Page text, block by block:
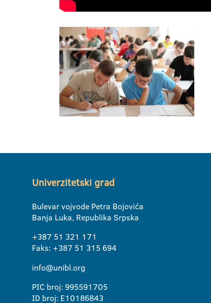
Univerzitetski grad
Bulevar vojvode Petra Bojovića
Banja Luka, Republika Srpska
+387 51 321 171
Faks: +387 51 315 694
info@unibl.org
PIC broj: 995591705
ID broj: E10186843